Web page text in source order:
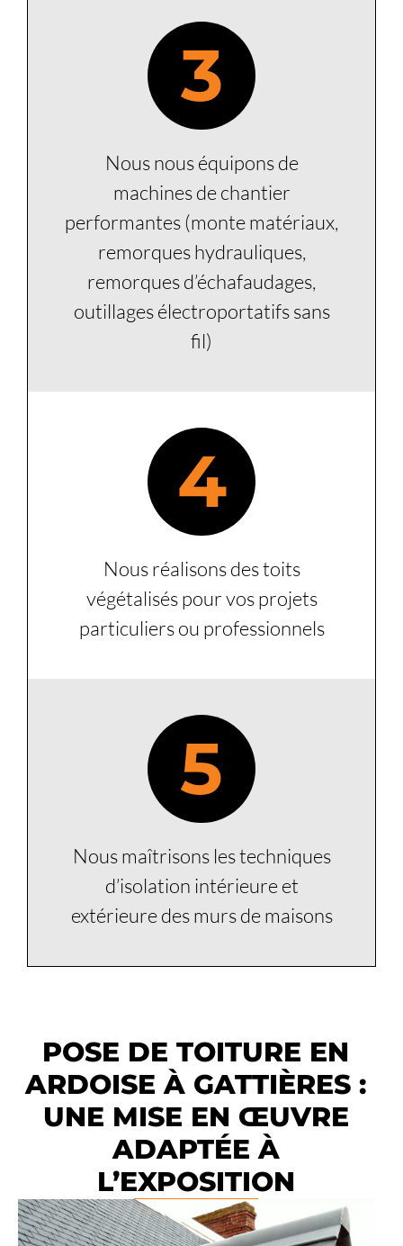
3
Nous nous équipons de
machines de chantier
performantes (monte matériaux,
remorques hydrauliques,
remorques d’échafaudages,
outillages électroportatifs sans
fil)
4
Nous réalisons des toits
végétalisés pour vos projets
particuliers ou professionnels
5
Nous maîtrisons les techniques
d’isolation intérieure et
extérieure des murs de maisons
POSE DE TOITURE EN
ARDOISE À GATTIÈRES :
UNE MISE EN ŒUVRE
ADAPTÉE À
L’EXPOSITION